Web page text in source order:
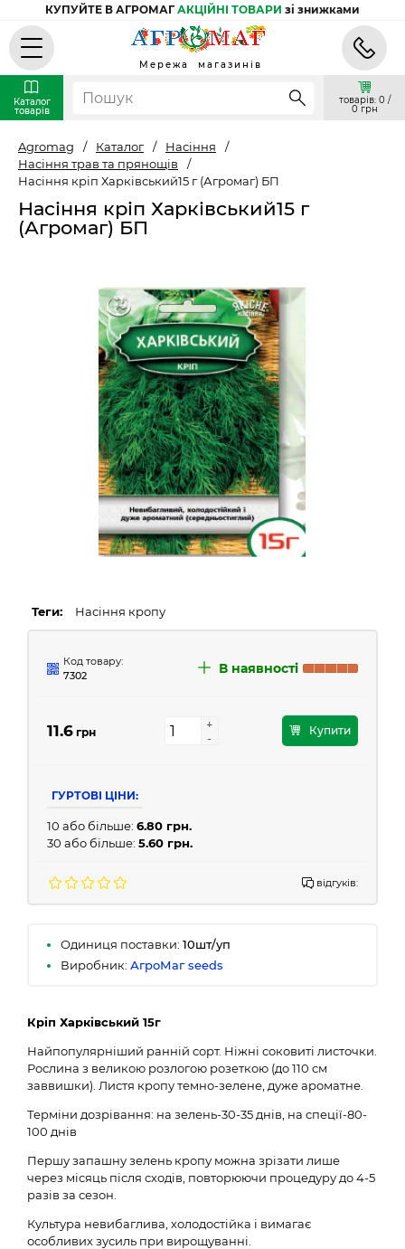
КУПУЙТЕ В АГРОМАГ АКЦІЙНІ ТОВАРИ зі знижками
Мережа магазинів
Каталог
товарів
товарів: 0 /
0 грн
Agromag / Каталог / Насіння
/
Насіння трав та прянощів
/
Насіння кріп Харківський15 г (Агромаг) БП
Насіння кріп Харківський15 г
(Агромаг) БП
Теги: Насіння кропу
Код товару:
7302
В наявності
11.6 грн
+
-
+
-
Купити
ГУРТОВІ ЦІНИ:
10 або більше: 6.80 грн.
30 або більше: 5.60 грн.
відгуків:
Одиниця поставки: 10шт/уп
Виробник: АгроМаг seeds
Кріп Харківський 15г
Найпопулярніший ранній сорт. Ніжні соковиті листочки.
Рослина з великою розлогою розеткою (до 110 см
заввишки). Листя кропу темно-зелене, дуже ароматне.
Терміни дозрівання: на зелень-30-35 днів, на спеції-80-
100 днів
Першу запашну зелень кропу можна зрізати лише
через місяць після сходів, повторюючи процедуру до 4-5
разів за сезон.
Культура невибаглива, холодостійка і вимагає
особливих зусиль при вирощуванні.